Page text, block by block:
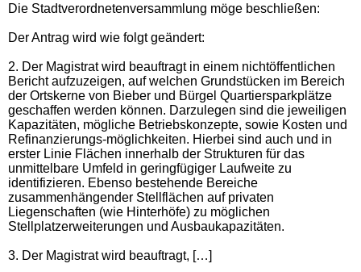
Die Stadtverordnetenversammlung möge beschließen:
Der Antrag wird wie folgt geändert:
2. Der Magistrat wird beauftragt in einem nichtöffentlichen
Bericht aufzuzeigen, auf welchen Grundstücken im Bereich
der Ortskerne von Bieber und Bürgel Quartiersparkplätze
geschaffen werden können. Darzulegen sind die jeweiligen
Kapazitäten, mögliche Betriebskonzepte, sowie Kosten und
Refinanzierungs-möglichkeiten. Hierbei sind auch und in
erster Linie Flächen innerhalb der Strukturen für das
unmittelbare Umfeld in geringfügiger Laufweite zu
identifizieren. Ebenso bestehende Bereiche
zusammenhängender Stellflächen auf privaten
Liegenschaften (wie Hinterhöfe) zu möglichen
Stellplatzerweiterungen und Ausbaukapazitäten.
3. Der Magistrat wird beauftragt, […]